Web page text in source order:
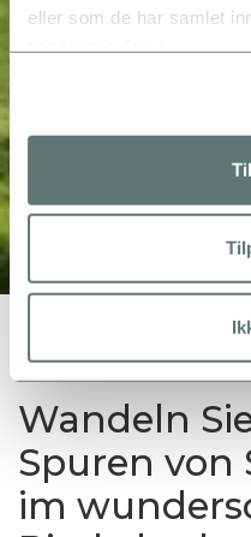
eller som de har samlet
Bjerkebæk
Wandeln
Spuren von
im